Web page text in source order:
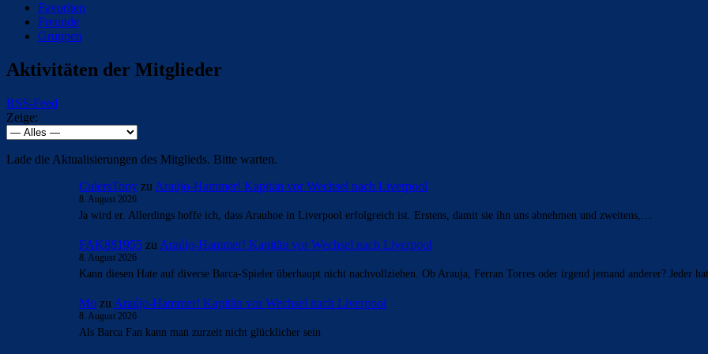
Favoriten
Freunde
Gruppen
Aktivitäten der Mitglieder
RSS-Feed
Zeige:
Lade die Aktualisierungen des Mitglieds. Bitte warten.
CulersTony zu Araújo-Hammer! Kapitän vor Wechsel nach Liverpool
8. August 2026
Ja wird er. Allerdings hoffe ich, dass Arauhoe in Liverpool erfolgreich ist. Erstens, damit sie ihn uns abnehmen und zweitens,…
FAK881955 zu Araújo-Hammer! Kapitän vor Wechsel nach Liverpool
8. August 2026
Kann diesen Hate auf diverse Barca-Spieler überhaupt nicht nachvollziehen. Ob Arauja, Ferran Torres oder irgend jemand anderer? Jeder
Mo zu Araújo-Hammer! Kapitän vor Wechsel nach Liverpool
8. August 2026
Als Barca Fan kann man zurzeit nicht glücklicher sein